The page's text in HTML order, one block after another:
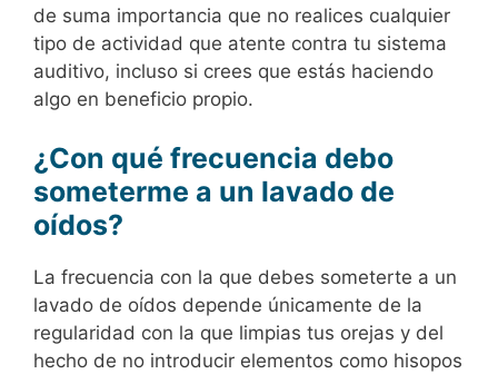
de suma importancia que no realices cualquier
tipo de actividad que atente contra tu sistema
auditivo, incluso si crees que estás haciendo
algo en beneficio propio.
¿Con qué frecuencia debo
someterme a un lavado de
oídos?
La frecuencia con la que debes someterte a un
lavado de oídos depende únicamente de la
regularidad con la que limpias tus orejas y del
hecho de no introducir elementos como hisopos